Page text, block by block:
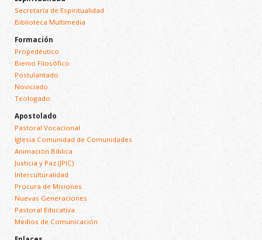
Secretaría de Espiritualidad
Biblioteca Multimedia
Formación
Propedéutico
Bienio Filosófico
Postulantado
Noviciado
Teologado
Apostolado
Pastoral Vocacional
Iglesia Comunidad de Comunidades
Animación Bíblica
Justicia y Paz (JPIC)
Interculturalidad
Procura de Misiones
Nuevas Generaciones
Pastoral Educativa
Medios de Comunicación